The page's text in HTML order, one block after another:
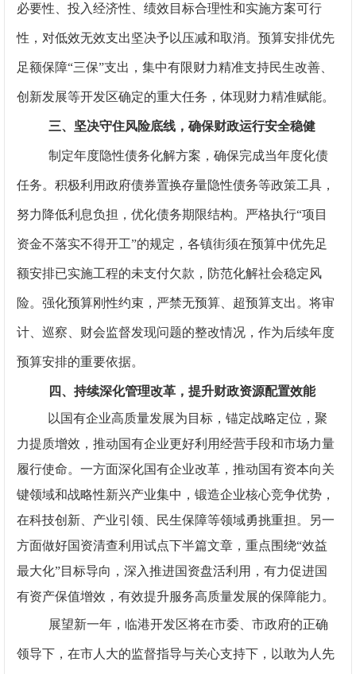
必要性、投入经济性、绩效目标合理性和实施方案可行
性，对低效无效支出坚决予以压减和取消。预算安排优先
足额保障“三保”支出，集中有限财力精准支持民生改善、
创新发展等开发区确定的重大任务，体现财力精准赋能。
三、坚决守住风险底线，确保财政运行安全稳健
制定年度隐性债务化解方案，确保完成当年度化债
任务。积极利用政府债券置换存量隐性债务等政策工具，
努力降低利息负担，优化债务期限结构。严格执行“项目
资金不落实不得开工”的规定，各镇街须在预算中优先足
额安排已实施工程的未支付欠款，防范化解社会稳定风
险。强化预算刚性约束，严禁无预算、超预算支出。将审
计、巡察、财会监督发现问题的整改情况，作为后续年度
预算安排的重要依据。
四、持续深化管理改革，提升财政资源配置效能
以国有企业高质量发展为目标，锚定战略定位，聚
力提质增效，推动国有企业更好利用经营手段和市场力量
履行使命。一方面深化国有企业改革，推动国有资本向关
键领域和战略性新兴产业集中，锻造企业核心竞争优势，
在科技创新、产业引领、民生保障等领域勇挑重担。另一
方面做好国资清查利用试点下半篇文章，重点围绕“效益
最大化”目标导向，深入推进国资盘活利用，有力促进国
有资产保值增效，有效提升服务高质量发展的保障能力。
展望新一年，临港开发区将在市委、市政府的正确
领导下，在市人大的监督指导与关心支持下，以敢为人先